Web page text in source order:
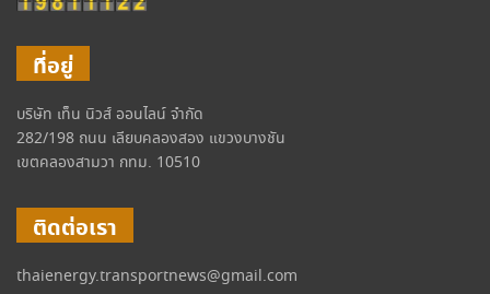
ที่อยู่
บริษัท เท็น นิวส์ ออนไลน์ จำกัด
282/198 ถนน เลียบคลองสอง แขวงบางชัน
เขตคลองสามวา กทม. 10510
ติดต่อเรา
thaienergy.transportnews@gmail.com